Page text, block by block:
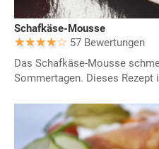
Schafkäse-Mousse
57 Bewertungen
Das Schafkäse-Mousse
Sommertagen. Dieses